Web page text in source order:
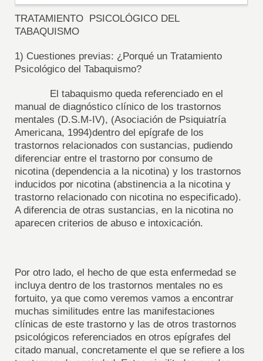
TRATAMIENTO PSICOLÓGICO DEL
TABAQUISMO
1) Cuestiones previas: ¿Porqué un Tratamiento
Psicológico del Tabaquismo?
El tabaquismo queda referenciado en el
manual de diagnóstico clínico de los trastornos
mentales (D.S.M-IV), (Asociación de Psiquiatría
Americana, 1994)dentro del epígrafe de los
trastornos relacionados con sustancias, pudiendo
diferenciar entre el trastorno por consumo de
nicotina (dependencia a la nicotina) y los trastornos
inducidos por nicotina (abstinencia a la nicotina y
trastorno relacionado con nicotina no especificado).
A diferencia de otras sustancias, en la nicotina no
aparecen criterios de abuso e intoxicación.
Por otro lado, el hecho de que esta enfermedad se
incluya dentro de los trastornos mentales no es
fortuito, ya que como veremos vamos a encontrar
muchas similitudes entre las manifestaciones
clínicas de este trastorno y las de otros trastornos
psicológicos referenciados en otros epígrafes del
citado manual, concretamente el que se refiere a los